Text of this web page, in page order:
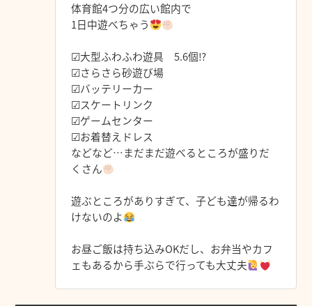
体育館4つ分の広い館内で
1日中遊べちゃう
☑︎大型ふわふわ遊具 5.6個⁉︎
☑︎さらさら砂遊び場
☑︎バッテリーカー
☑︎スケートリンク
☑︎ゲームセンター
☑︎お着替えドレス
などなど…まだまだ遊べるところが盛りだ
くさん
遊ぶところがありすぎて、子ども達が帰るわ
けないのよ
お昼ご飯は持ち込みOKだし、お弁当やカフ
ェもあるから手ぶらで行っても大丈夫